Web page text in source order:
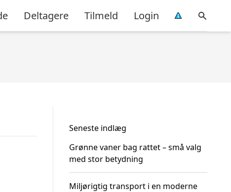
Deltagere Tilmeld Login
Seneste indlæg
Grønne vaner bag rattet – små valg
med stor betydning
Miljørigtig transport i en moderne